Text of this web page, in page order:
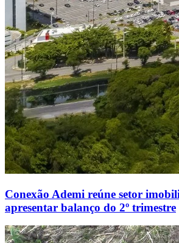
Conexão Ademi reúne setor
apresentar balanço do 2º trimestre